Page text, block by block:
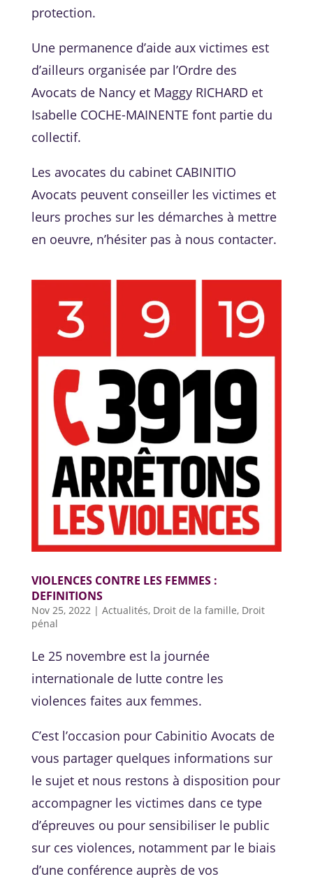
protection.
Une permanence d’aide aux victimes est
d’ailleurs organisée par l’Ordre des
Avocats de Nancy et Maggy RICHARD et
Isabelle COCHE-MAINENTE font partie du
collectif.
Les avocates du cabinet CABINITIO
Avocats peuvent conseiller les victimes et
leurs proches sur les démarches à mettre
en oeuvre, n’hésiter pas à nous contacter.
VIOLENCES CONTRE LES FEMMES :
DEFINITIONS
Nov 25, 2022 | Actualités, Droit de la famille, Droit
pénal
Le 25 novembre est la journée
internationale de lutte contre les
violences faites aux femmes.
C’est l’occasion pour Cabinitio Avocats de
vous partager quelques informations sur
le sujet et nous restons à disposition pour
accompagner les victimes dans ce type
d’épreuves ou pour sensibiliser le public
sur ces violences, notamment par le biais
d’une conférence auprès de vos